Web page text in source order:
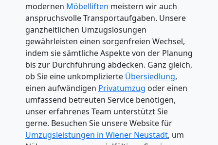
modernen Möbelliften meistern wir auch
anspruchsvolle Transportaufgaben. Unsere
ganzheitlichen Umzugslösungen
gewährleisten einen sorgenfreien Wechsel,
indem sie sämtliche Aspekte von der Planung
bis zur Durchführung abdecken. Ganz gleich,
ob Sie eine unkomplizierte Übersiedlung,
einen aufwändigen Privatumzug oder einen
umfassend betreuten Service benötigen,
unser erfahrenes Team unterstützt Sie
gerne. Besuchen Sie unsere Website für
Umzugsleistungen in Wiener Neustadt, um